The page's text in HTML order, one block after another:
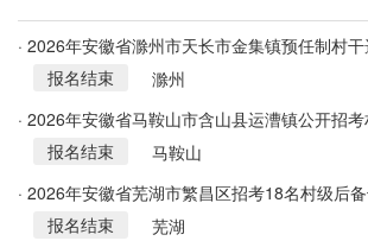
· 2026年安徽省滁州市天长市金集镇预任制村
报名结束
滁州
· 2026年安徽省马鞍山市含山县运漕镇公开招
部8名公告
报名结束
马鞍山
· 2026年安徽省芜湖市繁昌区招考18名村级后
报名结束
芜湖